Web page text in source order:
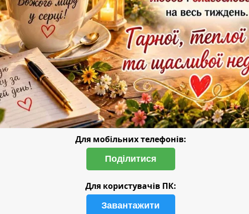
Для мобільних телефонів:
Поділитися
Для користувачів ПК:
Завантажити